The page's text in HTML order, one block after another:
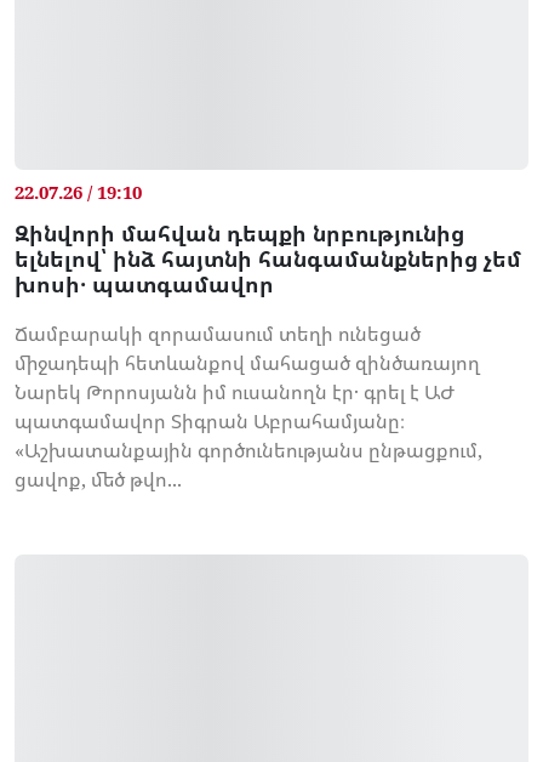
22.07.26 / 19:10
Զինվորի մահվան դեպքի նրբությունից
ելնելով՝ ինձ հայտնի հանգամանքներից չեմ
խոսի․ պատգամավոր
Ճամբարակի զորամասում տեղի ունեցած
միջադեպի հետևանքով մահացած զինծառայող
Նարեկ Թորոսյանն իմ ուսանողն էր․ գրել է ԱԺ
պատգամավոր Տիգրան Աբրահամյանը։
«Աշխատանքային գործունեությանս ընթացքում,
ցավոք, մեծ թվո...